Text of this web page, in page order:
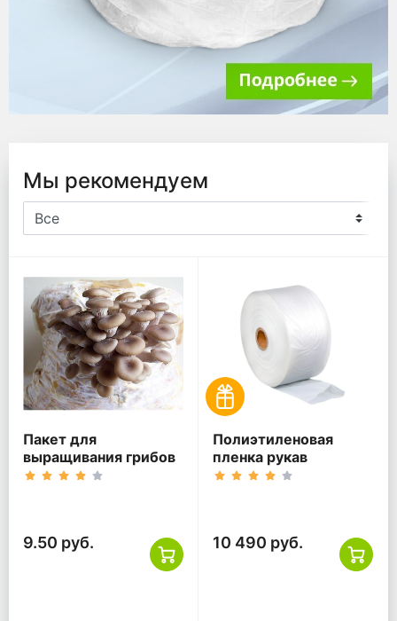
Мы рекомендуем
Пакет для
выращивания грибов
9.50 руб.
Полиэтиленовая
пленка рукав
10 490 руб.